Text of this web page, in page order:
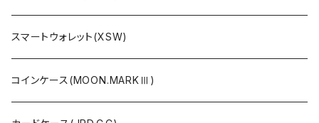
スマートウォレット(XSW)
コインケース(MOON.MARKⅢ)